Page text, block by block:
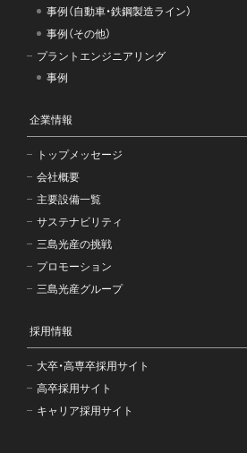
事例（自動車・鉄鋼製造ライン）
事例（その他）
プラントエンジニアリング
事例
企業情報
トップメッセージ
会社概要
主要設備一覧
サステナビリティ
三島光産の挑戦
プロモーション
三島光産グループ
採用情報
大卒・高専卒採用サイト
高卒採用サイト
キャリア採用サイト